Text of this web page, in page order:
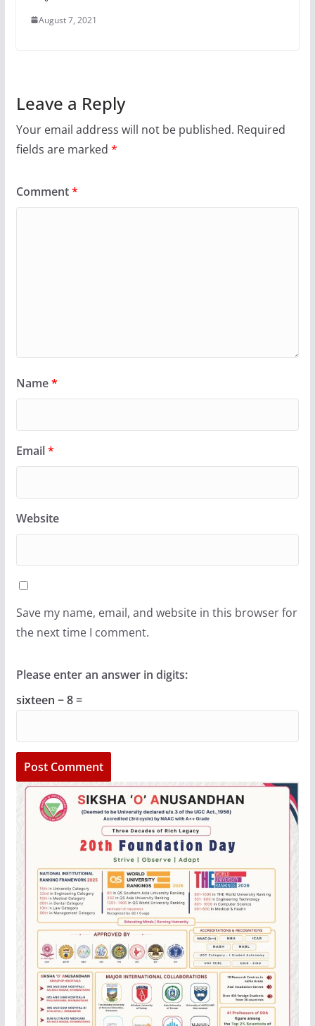
August 7, 2021
Leave a Reply
Your email address will not be published. Required
fields are marked *
Comment*
Name*
Email*
Website
Save my name, email, and website in this browser for
the next time I comment.
Please enter an answer in digits:
sixteen − 8 =